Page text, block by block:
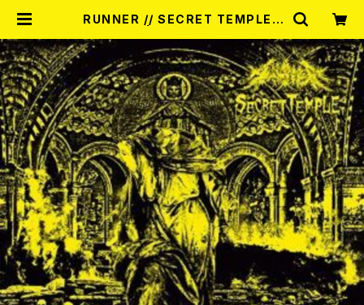
RUNNER // SECRET TEMPLE /
ERY